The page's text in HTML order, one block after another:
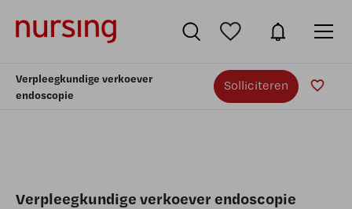
Verpleegkundige verkoever
endoscopie
Solliciteren
Verpleegkundige verkoever endoscopie